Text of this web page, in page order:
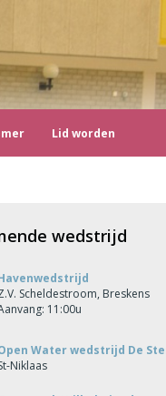
Lid worden
wedstrijd
Scheldestroom, Breskens
11:00u
Water wedstrijd De
Niklaas